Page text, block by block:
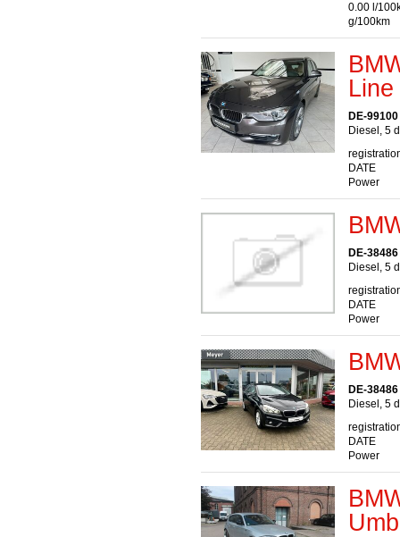
0.00 l/
g/100km
DE-
Diesel, 5
DATE
Power
DE-
Diesel, 5
DATE
Power
DE-
Diesel, 5
DATE
Power